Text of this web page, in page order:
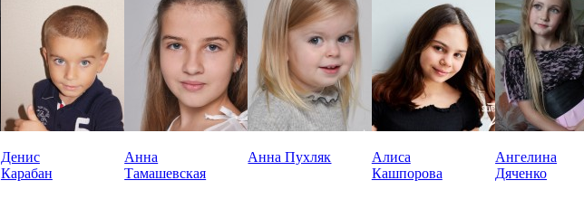
Денис
Карабан
Анна
Тамашевская
Анна Пухляк
Алиса
Кашпорова
Ангелина
Дяченко